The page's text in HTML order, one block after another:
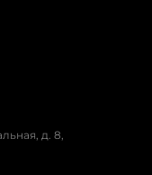
д. 8,